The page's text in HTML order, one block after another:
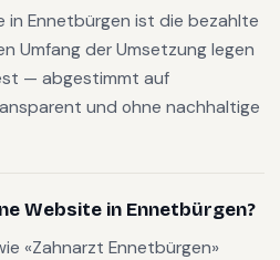
in Ennetbürgen ist die bezahlte
Umfang der Umsetzung legen
— abgestimmt auf
und ohne nachhaltige
Website in Ennetbürgen?
«Zahnarzt Ennetbürgen»